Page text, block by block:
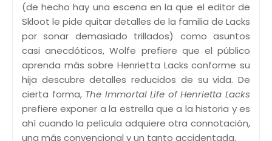
(de hecho hay una escena en la que el editor de
Skloot le pide quitar detalles de la familia de Lacks
por sonar demasiado trillados) como asuntos
casi anecdóticos, Wolfe prefiere que el público
aprenda más sobre Henrietta Lacks conforme su
hija descubre detalles reducidos de su vida. De
cierta forma, The Immortal Life of Henrietta Lacks
prefiere exponer a la estrella que a la historia y es
ahí cuando la película adquiere otra connotación,
una más convencional y un tanto accidentada.